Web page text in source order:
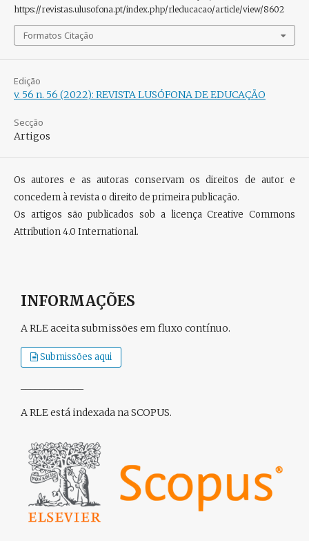
https://revistas.ulusofona.pt/index.php/rleducacao/article/view/8602
Formatos Citação
Edição
v. 56 n. 56 (2022): REVISTA LUSÓFONA DE EDUCAÇÃO
Secção
Artigos
Os autores e as autoras conservam os direitos de autor e
concedem à revista o direito de primeira publicação.
Os artigos são publicados sob a licençaCreative Commons
Attribution 4.0 International.
INFORMAÇÕES
A RLE aceita submissões em fluxo contínuo.
Submissões aqui
A RLE está indexada na SCOPUS.